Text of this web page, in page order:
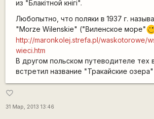
из "Блакiтной кнiгi".
Любопытно, что поляки в 1937 г.
"Morze Wilenskie" ("Виленское море" ;)
http://maronkolej.strefa.pl/waskotorowe/
wieci.htm
В другом польском путеводителе тех
встретил название "Тракайские
favorite_border
31 Мар, 2013 13:46